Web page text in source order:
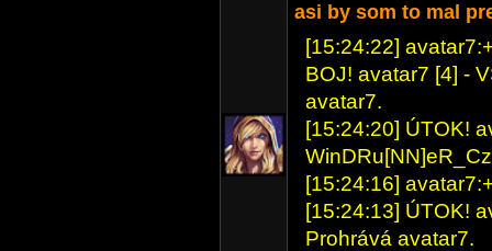
asi by som to mal
[15:24:22]
BOJ! avatar7 [4] -
avatar7.
[15:24:20] ÚTOK!
[15:24:16]
[15:24:13] ÚTOK!
Prohrává avatar7.